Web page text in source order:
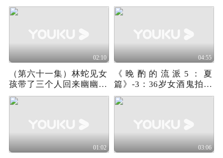
02:10
（第六十一集）林蛇见女
孩带了三个人回来幽幽的
看着她
04:55
《晚酌的流派5：夏
篇》-3：36岁女酒鬼拍电
视剧，培养出一个男酒鬼
01:02 03:06